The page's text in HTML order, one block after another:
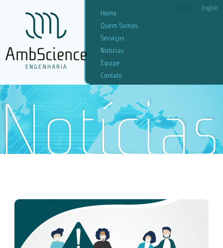
English
Home
Quem Somos
Serviços
Notícias
Equipe
Contato